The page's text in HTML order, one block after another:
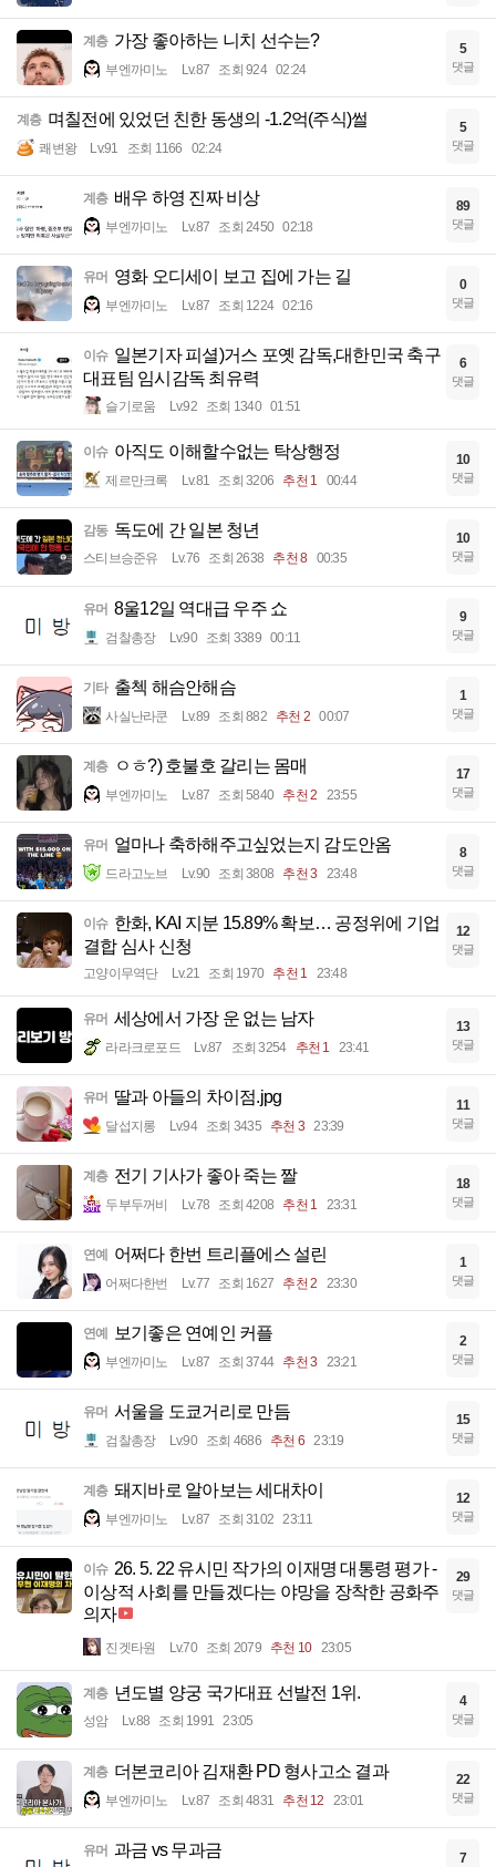
계층 가장 좋아하는 니치 선수는?
부엔까미노 Lv.87 조회 924 02:24
5
댓글
계층 며칠전에 있었던 친한 동생의 -1.2억(주식)썰
쾌변왕 Lv.91 조회 1166 02:24
5
댓글
계층 배우 하영 진짜 비상
부엔까미노 Lv.87 조회 2450 02:18
89
댓글
유머 영화 오디세이 보고 집에 가는 길
부엔까미노 Lv.87 조회 1224 02:16
0
댓글
이슈 일본기자 피셜)거스 포옛 감독,대한민국 축구
대표팀 임시감독 최유력
슬기로움 Lv.92 조회 1340 01:51
6
댓글
이슈 아직도 이해할수없는 탁상행정
제르만크록 Lv.81 조회 3206 추천 1 00:44
10
댓글
감동 독도에 간 일본 청년
스티브승준유 Lv.76 조회 2638 추천 8 00:35
10
댓글
유머 8울12일 역대급 우주 쇼
검찰총장 Lv.90 조회 3389 00:11
9
댓글
기타 출첵 해슴안해슴
사실난라쿤 Lv.89 조회 882 추천 2 00:07
1
댓글
계층 ㅇㅎ?) 호불호 갈리는 몸매
부엔까미노 Lv.87 조회 5840 추천 2 23:55
17
댓글
유머 얼마나 축하해주고싶었는지 감도안옴
드라고노브 Lv.90 조회 3808 추천 3 23:48
8
댓글
이슈 한화, KAI 지분 15.89% 확보… 공정위에 기업
결합 심사 신청
고양이무역단 Lv.21 조회 1970 추천 1 23:48
12
댓글
유머 세상에서 가장 운 없는 남자
라라크로포드 Lv.87 조회 3254 추천 1 23:41
13
댓글
유머 딸과 아들의 차이점.jpg
달섭지롱 Lv.94 조회 3435 추천 3 23:39
11
댓글
계층 전기 기사가 좋아 죽는 짤
두부두꺼비 Lv.78 조회 4208 추천 1 23:31
18
댓글
연예 어쩌다 한번 트리플에스 설린
어쩌다한번 Lv.77 조회 1627 추천 2 23:30
1
댓글
연예 보기좋은 연예인 커플
부엔까미노 Lv.87 조회 3744 추천 3 23:21
2
댓글
유머 서울을 도쿄거리로 만듬
검찰총장 Lv.90 조회 4686 추천 6 23:19
15
댓글
계층 돼지바로 알아보는 세대차이
부엔까미노 Lv.87 조회 3102 23:11
12
댓글
이슈 26. 5. 22 유시민 작가의 이재명 대통령 평가 -
이상적 사회를 만들겠다는 야망을 장착한 공화주
의자
진겟타원 Lv.70 조회 2079 추천 10 23:05
29
댓글
계층 년도별 양궁 국가대표 선발전 1위.
성암 Lv.88 조회 1991 23:05
4
댓글
계층 더본코리아 김재환 PD 형사고소 결과
부엔까미노 Lv.87 조회 4831 추천 12 23:01
22
댓글
유머 과금 vs 무과금 7